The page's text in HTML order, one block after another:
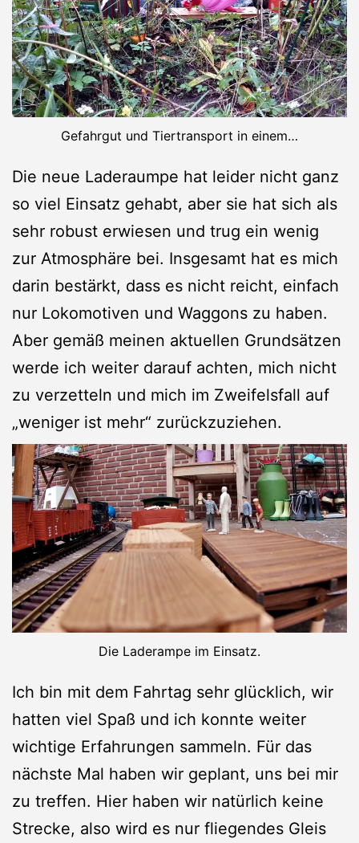
Gefahrgut und Tiertransport in einem…
Die neue Laderaumpe hat leider nicht ganz
so viel Einsatz gehabt, aber sie hat sich als
sehr robust erwiesen und trug ein wenig
zur Atmosphäre bei. Insgesamt hat es mich
darin bestärkt, dass es nicht reicht, einfach
nur Lokomotiven und Waggons zu haben.
Aber gemäß meinen aktuellen Grundsätzen
werde ich weiter darauf achten, mich nicht
zu verzetteln und mich im Zweifelsfall auf
„weniger ist mehr“ zurückzuziehen.
Die Laderampe im Einsatz.
Ich bin mit dem Fahrtag sehr glücklich, wir
hatten viel Spaß und ich konnte weiter
wichtige Erfahrungen sammeln. Für das
nächste Mal haben wir geplant, uns bei mir
zu treffen. Hier haben wir natürlich keine
Strecke, also wird es nur fliegendes Gleis